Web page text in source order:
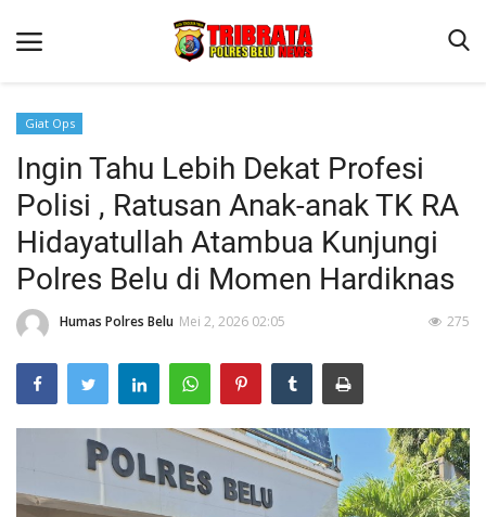
Beranda
Terms & Conditions
Reskrim
Binkam
Lantas
Polisi Kita
Mitra Polisi
Giat Ops
Giat Ops
Ingin Tahu Lebih Dekat Profesi
Polisi , Ratusan Anak-anak TK RA
Hidayatullah Atambua Kunjungi
Polres Belu di Momen Hardiknas
Humas Polres Belu Mei 2, 2026 02:05 275